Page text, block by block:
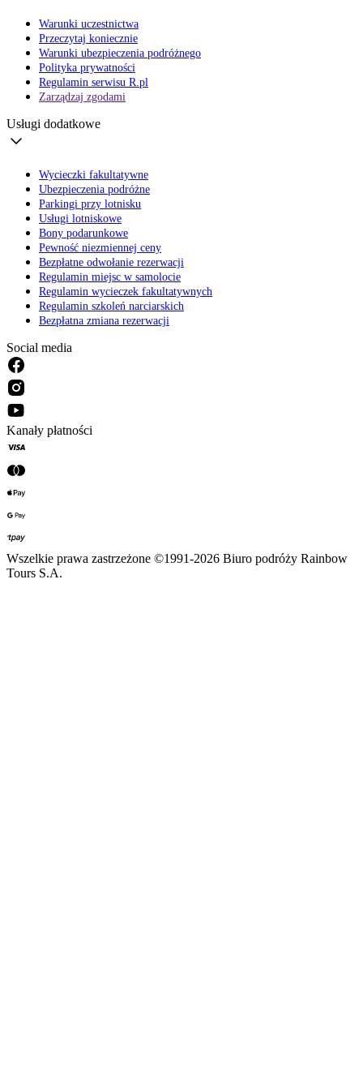
Warunki uczestnictwa
Przeczytaj koniecznie
Warunki ubezpieczenia podróżnego
Polityka prywatności
Regulamin serwisu R.pl
Zarządzaj zgodami
Usługi dodatkowe
Wycieczki fakultatywne
Ubezpieczenia podróżne
Parkingi przy lotnisku
Usługi lotniskowe
Bony podarunkowe
Pewność niezmiennej ceny
Bezpłatne odwołanie rezerwacji
Regulamin miejsc w samolocie
Regulamin wycieczek fakultatywnych
Regulamin szkoleń narciarskich
Bezpłatna zmiana rezerwacji
Social media
Kanały płatności
Wszelkie prawa zastrzeżone ©1991-2026 Biuro podróży Rainbow
Tours S.A.